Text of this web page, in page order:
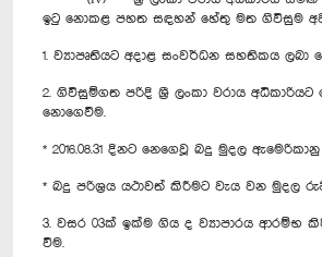
ඉටු නොකළ පහත සඳහන් හේතු මත ගිවිසුම
1. ව්‍යාපෘතියට අදාළ සංවර්ධන සහතිකය ලබා
2. ගිවිසුම්ගත පරිදි ශ්‍රී ලංකා වරාය
නොගෙවීම.
* 2016.08.31 දිනට නෙගෙවූ බදු මුදල ඇමෙරිකානු
* බදු පරිශ්‍රය යථාවත් කිරීමට වැය වන මුදල
3. වසර 03ක් ඉක්ම ගිය ද ව්‍යාපාරය ආරම්භ
වීම.